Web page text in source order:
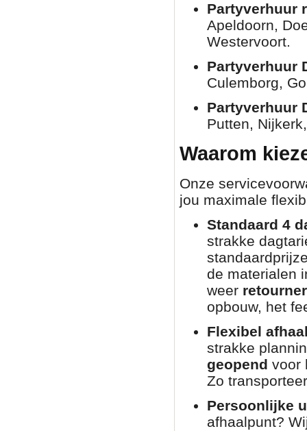
Partyverhuur
Apeldoorn,
Westervoort.
Partyverhuur
Culemborg,
Partyverhuur
Putten,
Waarom
Onze
jou maximale
Standaard 4
strakke
de materialen
weer
opbouw, het
Flexibel
strakke
geopend voor
Zo
Persoonlijke
afhaalpunt?